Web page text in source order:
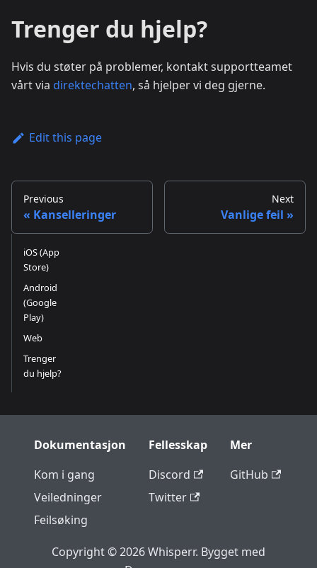
Trenger du hjelp?
Hvis du støter på problemer, kontakt supportteamet
vårt via direktechatten, så hjelper vi deg gjerne.
Edit this page
Previous
Kanselleringer
Next
Vanlige feil
iOS (App
Store)
Android
(Google
Play)
Web
Trenger
du hjelp?
Dokumentasjon
Kom i gang
Veiledninger
Feilsøking
Fellesskap
Discord
Twitter
Mer
GitHub
Copyright © 2026 Whisperr. Bygget med